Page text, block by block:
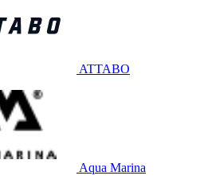
ATTABO
Aqua Marina